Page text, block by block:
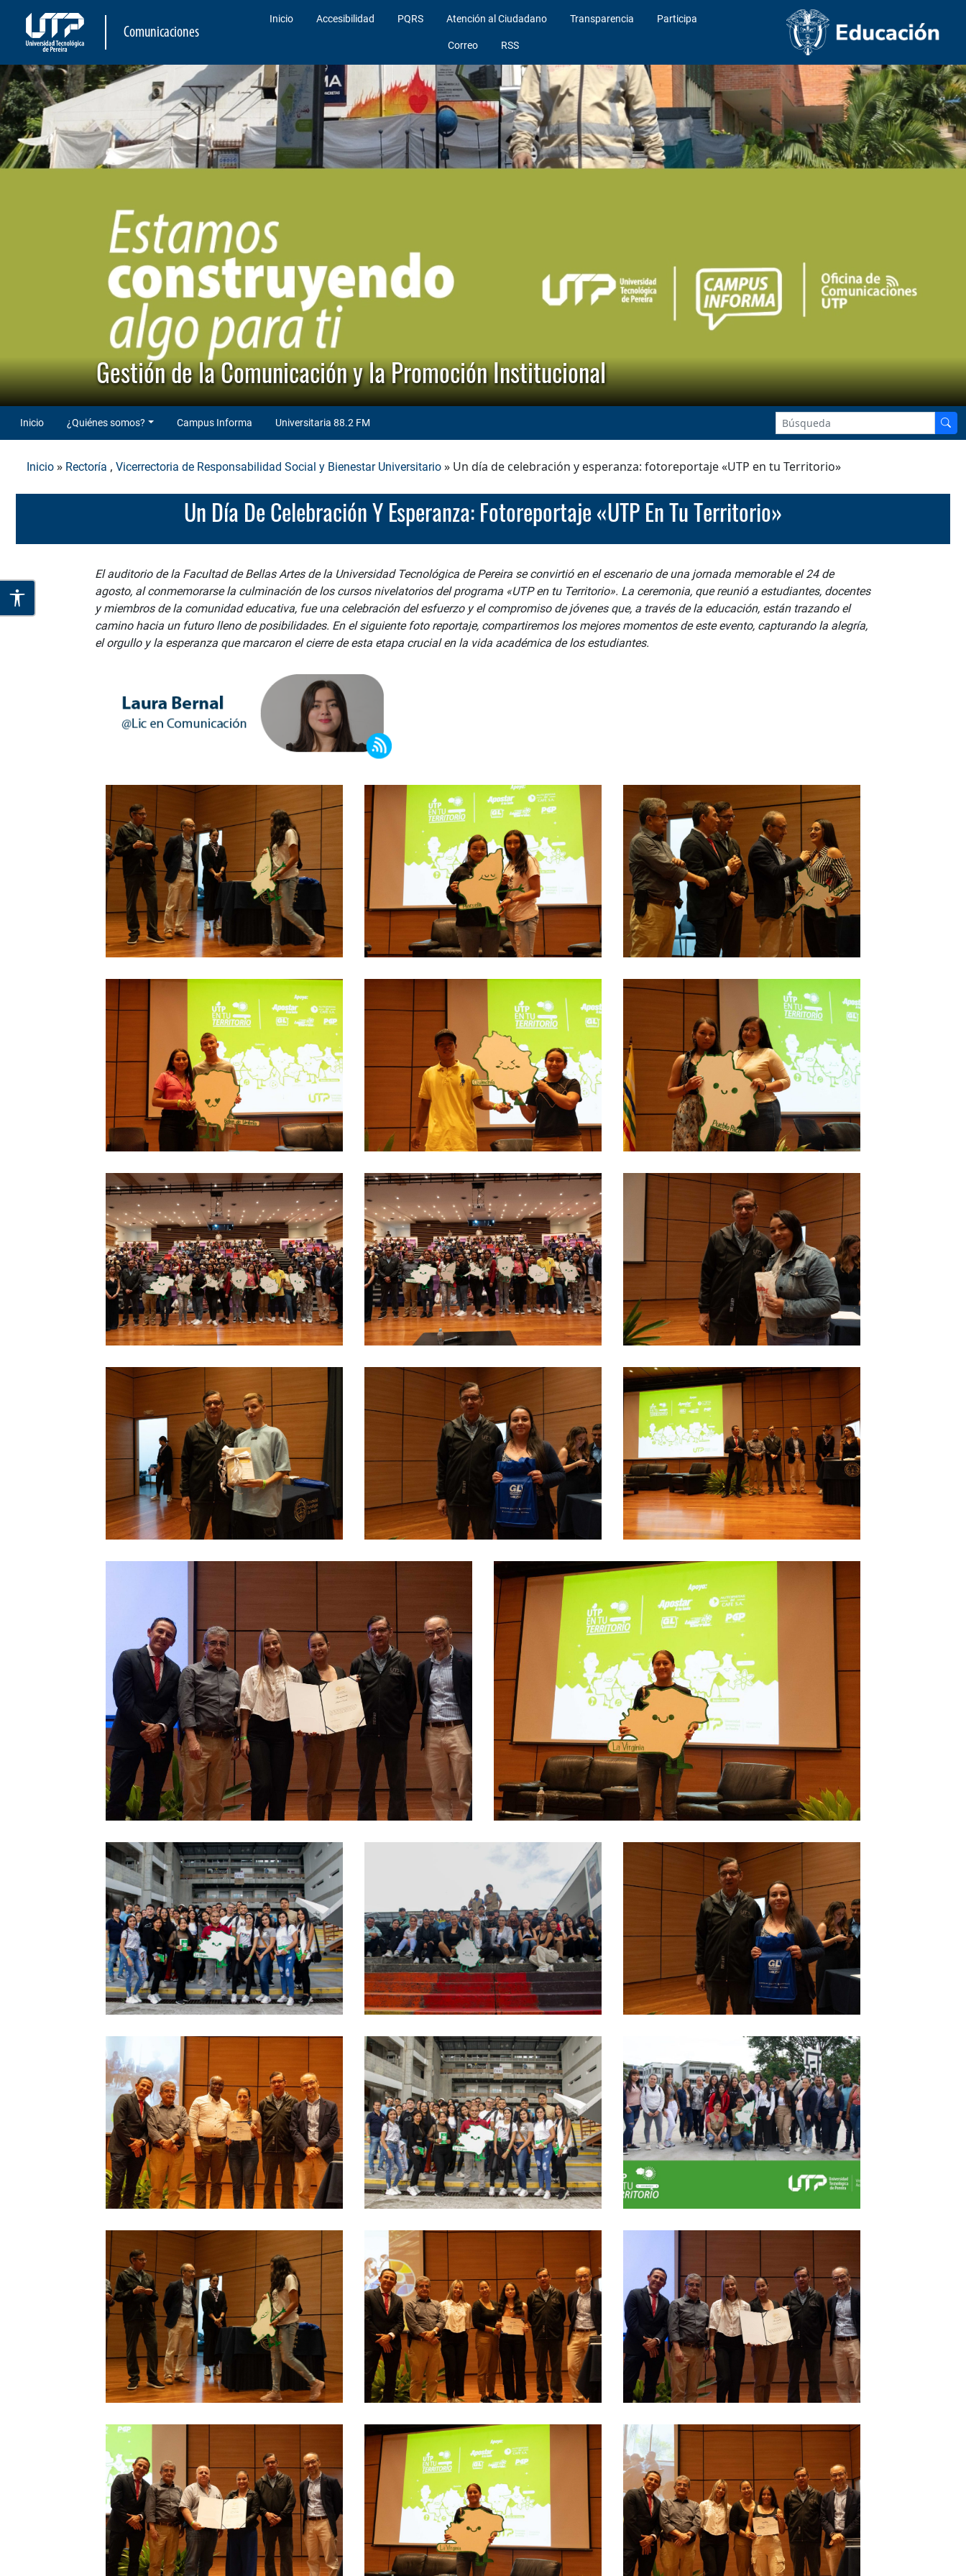
Comunicaciones
Inicio Accesibilidad PQRS Atención al Ciudadano Transparencia Participa
Correo RSS
Gestión de la Comunicación y la Promoción Institucional
Inicio ¿Quiénes somos? Campus Informa Universitaria 88.2 FM
Inicio » Rectoría , Vicerrectoria de Responsabilidad Social y Bienestar Universitario » Un día de celebración y esperanza: fotoreportaje «UTP en tu Territorio»
Un Día De Celebración Y Esperanza: Fotoreportaje «UTP En Tu Territorio»
El auditorio de la Facultad de Bellas Artes de la Universidad Tecnológica de Pereira se convirtió en el escenario de una jornada memorable el 24 de
agosto, al conmemorarse la culminación de los cursos nivelatorios del programa «UTP en tu Territorio». La ceremonia, que reunió a estudiantes, docentes
y miembros de la comunidad educativa, fue una celebración del esfuerzo y el compromiso de jóvenes que, a través de la educación, están trazando el
camino hacia un futuro lleno de posibilidades. En el siguiente foto reportaje, compartiremos los mejores momentos de este evento, capturando la alegría,
el orgullo y la esperanza que marcaron el cierre de esta etapa crucial en la vida académica de los estudiantes.